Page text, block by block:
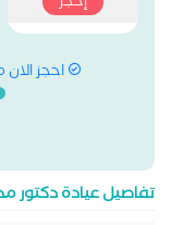
احجز
تفاصيل عيادة دكتور